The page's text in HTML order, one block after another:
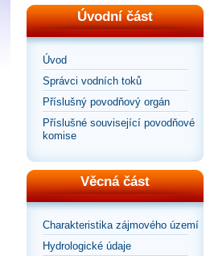
Úvodní část
Úvod
Správci vodních toků
Příslušný povodňový orgán
Příslušné související povodňové
komise
Věcná část
Charakteristika zájmového území
Hydrologické údaje